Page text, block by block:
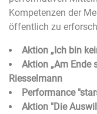
Kompetenzen der
öffentlich zu
Aktion „Ich bin
Aktion „Am Ende
Riesselmann
Performance
Aktion "Die